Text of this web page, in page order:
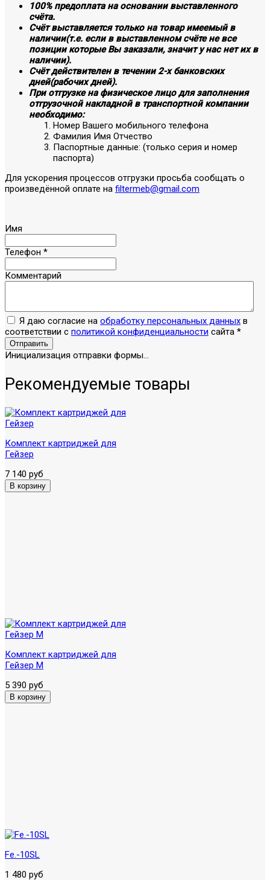
100% предоплата на основании выставленного
счёта.
Счёт выставляется только на товар имеемый в
наличии(т.е. если в выставленном счёте не все
позиции которые Вы заказали, значит у нас нет их в
наличии).
Счёт действителен в течении 2-х банковских
дней(рабочих дней).
При отгрузке на физическое лицо для заполнения
отгрузочной накладной в транспортной компании
необходимо:
Номер Вашего мобильного телефона
Фамилия Имя Отчество
Паспортные данные: (только серия и номер
паспорта)
Для ускорения процессов отгрузки просьба сообщать о
произведённой оплате на filtermeb@gmail.com
Имя
Телефон *
Комментарий
Я даю согласие на обработку персональных данных в
соответствии с политикой конфиденциальности сайта *
Отправить
Инициализация отправки формы...
Рекомендуемые товары
Комплект картриджей для
Гейзер
7 140 руб
Комплект картриджей для
Гейзер М
5 390 руб
Fe.-10SL
1 480 руб